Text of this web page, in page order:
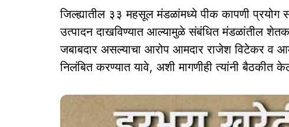
जिल्ह्यातील ३३ महसूल मंडळांमध्ये पीक कापणी प्रयोग
उत्पादन दाखविण्यात आल्यामुळे संबंधित मंडळांतील
जबाबदार असल्याचा आरोप आमदार राजेश विटेकर व
निलंबित करण्यात यावे, अशी मागणीही त्यांनी बैठकीत